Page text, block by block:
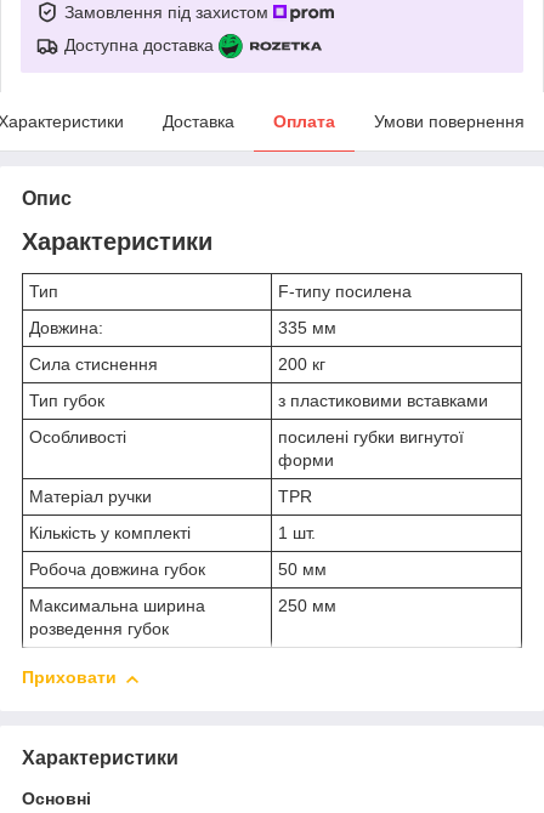
Замовлення під захистом
Доступна доставка
Доставка Оплата Умови повернення
Опис
Характеристики
Тип
F-типу посилена
Довжина:
335 мм
Сила стиснення
200 кг
Тип губок
з пластиковими вставками
Особливості
посилені губки вигнутої
форми
Матеріал ручки
TPR
Кількість у комплекті
1 шт.
Робоча довжина губок
50 мм
Максимальна ширина
розведення губок
250 мм
Приховати
Характеристики
Основні